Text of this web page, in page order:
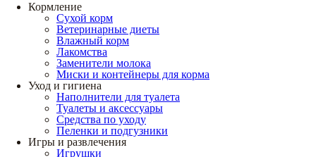
Кормление
Сухой корм
Ветеринарные диеты
Влажный корм
Лакомства
Заменители молока
Миски и контейнеры для корма
Уход и гигиена
Наполнители для туалета
Туалеты и аксессуары
Средства по уходу
Пеленки и подгузники
Игры и развлечения
Игрушки